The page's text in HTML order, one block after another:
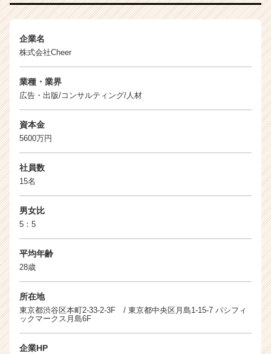
企業名
株式会社Cheer
業種・業界
広告・出版/コンサルティング/人材
資本金
5600万円
社員数
15名
男女比
5：5
平均年齢
28歳
所在地
東京都渋谷区本町2-33-2-3F / 東京都中央区月島1-15-7 パシフィ
ックマークス月島6F
企業HP